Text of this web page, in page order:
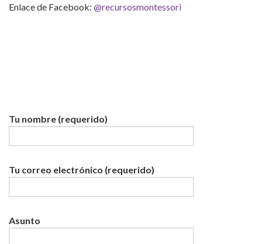
Enlace de Facebook: @recursosmontessori
Tu nombre (requerido)
Tu correo electrónico (requerido)
Asunto